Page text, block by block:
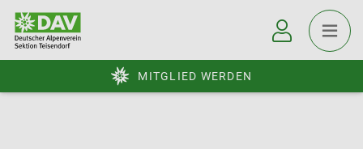
MITGLIED WERDEN